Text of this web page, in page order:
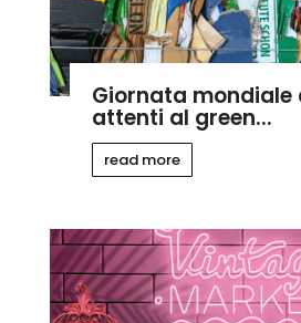
Giornata mondiale
attenti al green...
read more